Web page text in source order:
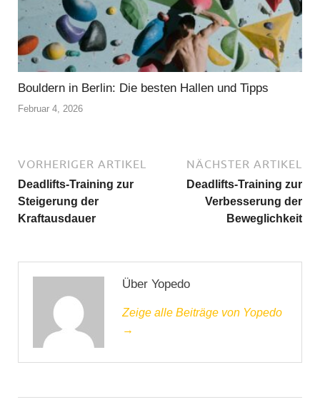
Bouldern in Berlin: Die besten Hallen und Tipps
Februar 4, 2026
VORHERIGER ARTIKEL
Deadlifts-Training zur
Steigerung der
Kraftausdauer
NÄCHSTER ARTIKEL
Deadlifts-Training zur
Verbesserung der
Beweglichkeit
Über Yopedo
Zeige alle Beiträge von Yopedo
→